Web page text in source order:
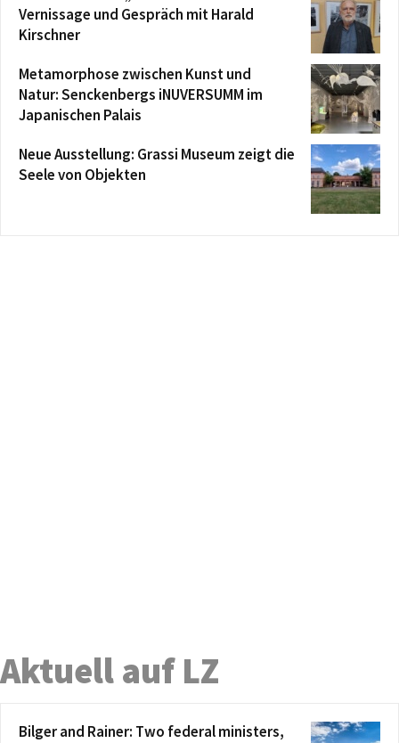
Vernissage und Gespräch mit Harald
Kirschner
Metamorphose zwischen Kunst und
Natur: Senckenbergs iNUVERSUMM im
Japanischen Palais
Neue Ausstellung: Grassi Museum zeigt die
Seele von Objekten
Aktuell auf LZ
Bilger and Rainer: Two federal ministers,